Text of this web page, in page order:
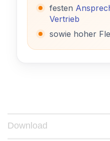
festen
Vertrieb
sowie hoher
Download